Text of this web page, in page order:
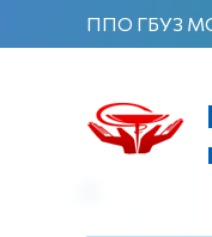
ППО ГБУЗ МО